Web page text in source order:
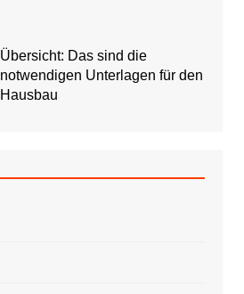
Übersicht: Das sind die
notwendigen Unterlagen für den
Hausbau